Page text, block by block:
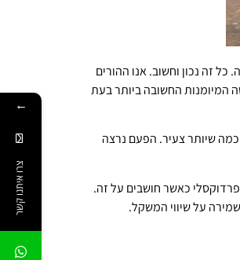
זה נכון וחשוב. אנו ההורים
המיומנות החשובה ביותר בעת
כמה שיותר צעיר. הפעם נרצה
כאשר חושבים על זה.
על שיווי המשקל.
←
צרו איתנו קשר